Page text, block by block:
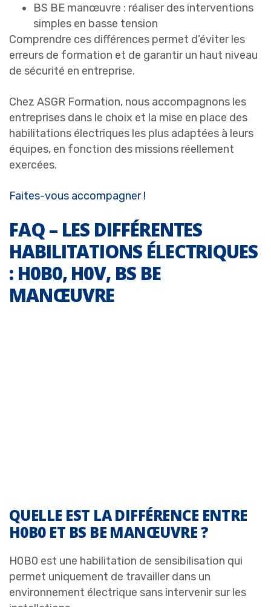
BS BE manœuvre : réaliser des interventions
simples en basse tension
Comprendre ces différences permet d’éviter les
erreurs de formation et de garantir un haut niveau
de sécurité en entreprise.
Chez ASGR Formation, nous accompagnons les
entreprises dans le choix et la mise en place des
habilitations électriques les plus adaptées à leurs
équipes, en fonction des missions réellement
exercées.
Faites-vous accompagner !
FAQ – LES DIFFÉRENTES
HABILITATIONS ÉLECTRIQUES
: H0B0, H0V, BS BE
MANŒUVRE
QUELLE EST LA DIFFÉRENCE ENTRE
H0B0 ET BS BE MANŒUVRE ?
H0B0 est une habilitation de sensibilisation qui
permet uniquement de travailler dans un
environnement électrique sans intervenir sur les